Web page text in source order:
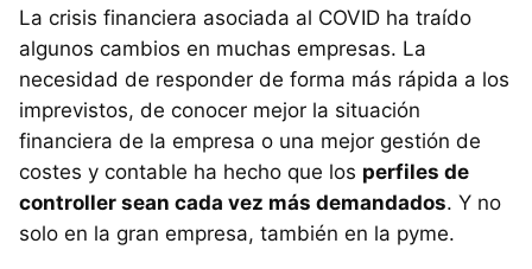
La crisis financiera asociada al COVID ha traído
algunos cambios en muchas empresas. La
necesidad de responder de forma más rápida a los
imprevistos, de conocer mejor la situación
financiera de la empresa o una mejor gestión de
costes y contable ha hecho que los perfiles de
controller sean cada vez más demandados. Y no
solo en la gran empresa, también en la pyme.